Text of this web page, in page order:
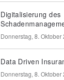
Digitalisierung des
Donnerstag, 8. Oktober
Data Driven
Donnerstag, 8. Oktober